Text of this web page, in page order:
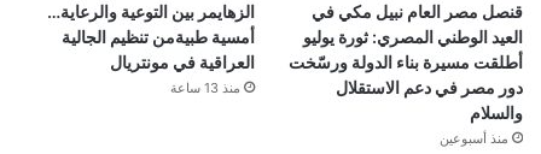
قنصل مصر العام نبيل مكي في
العيد الوطني المصري: ثورة يوليو
أطلقت مسيرة بناء الدولة ورسّخت
دور مصر في دعم الاستقلال
والسلام
منذ أسبوعين
الزهايمر بين التوعية والرعاية…
أمسية طبيةمن تنظيم الجالية
العراقية في مونتريال
منذ 13 ساعة